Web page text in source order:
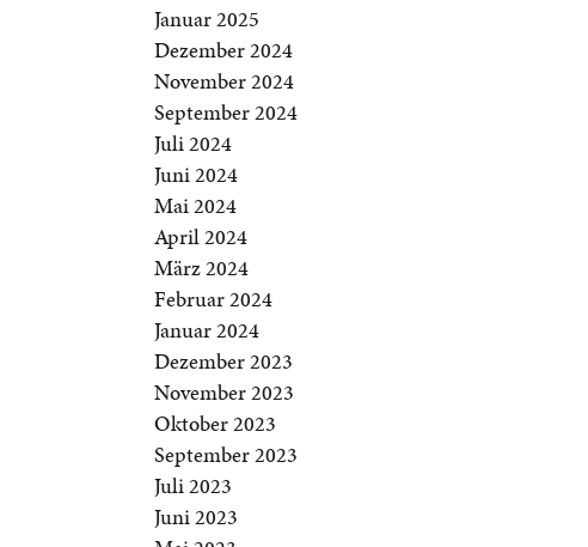
Januar 2025
Dezember 2024
November 2024
September 2024
Juli 2024
Juni 2024
Mai 2024
April 2024
März 2024
Februar 2024
Januar 2024
Dezember 2023
November 2023
Oktober 2023
September 2023
Juli 2023
Juni 2023